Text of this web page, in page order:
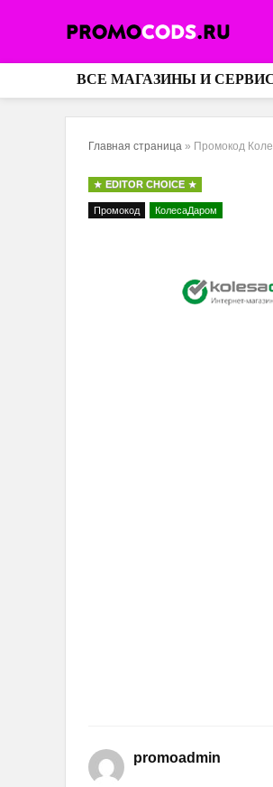
ВСЕ МАГАЗИНЫ И
Главная страница » Промокод
EDITOR CHOICE
Промокод КолесаДаром
promoadmin